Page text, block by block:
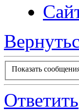
Показать
Ответить